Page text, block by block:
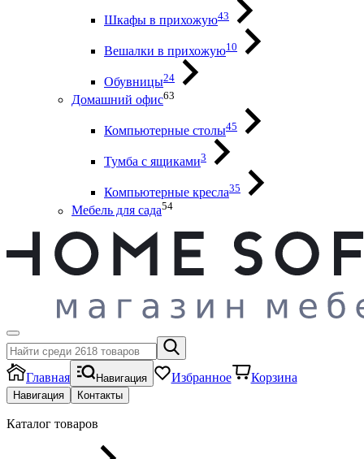
Шкафы в прихожую43
Вешалки в прихожую10
Обувницы24
Домашний офис63
Компьютерные столы45
Тумба с ящиками3
Компьютерные кресла35
Мебель для сада54
Главная Навигация Избранное Корзина
Навигация Контакты
Каталог товаров